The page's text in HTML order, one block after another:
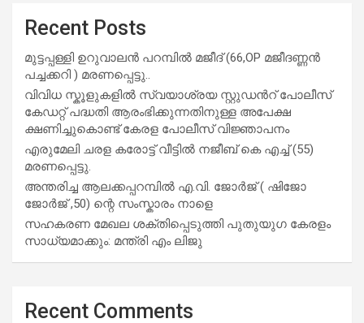
Recent Posts
മുട്ടപ്പള്ളി ഉറുവാലൻ പറമ്പിൽ മജീദ് (66,OP മജീദണ്ണൻ
പച്ചക്കറി ) മരണപ്പെട്ടു..
വിവിധ സ്കൂളുകളില്‍ സ്വയാശ്രയ സ്റ്റുഡന്‍റ് പോലീസ്
കേഡറ്റ് പദ്ധതി ആരംഭിക്കുന്നതിനുള്ള അപേക്ഷ
ക്ഷണിച്ചുകൊണ്ട് കേരള പോലീസ് വിജ്ഞാപനം
എരുമേലി ചരള കരോട്ട് വീട്ടിൽ നജീബ് കെ എച്ച് (55)
മരണപ്പെട്ടു.
അന്തരിച്ച ആ​ല​ക്ക​പ്പ​റമ്പിൽ​ എ.​വി. ജോ​ർ​ജ് ( ഷിജോ
ജോർജ് ,50) ന്റെ സംസ്കാരം നാളെ
സഹകരണ മേഖല ശക്തിപ്പെടുത്തി പുതുയുഗ കേരളം
സാധ്യമാക്കും: മന്ത്രി എം ലിജു
Recent Comments